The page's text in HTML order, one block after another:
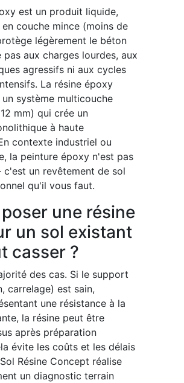
est un produit liquide,
couche mince (moins de
légèrement le béton
pas aux charges lourdes, aux
agressifs ni aux cycles
La résine époxy
système multicouche
mm) qui crée un
à haute
contexte industriel ou
la peinture époxy n'est pas
un revêtement de sol
qu'il vous faut.
une résine
un sol existant
casser ?
des cas. Si le support
carrelage) est sain,
une résistance à la
la résine peut être
après préparation
évite les coûts et les délais
Résine Concept réalise
un diagnostic terrain